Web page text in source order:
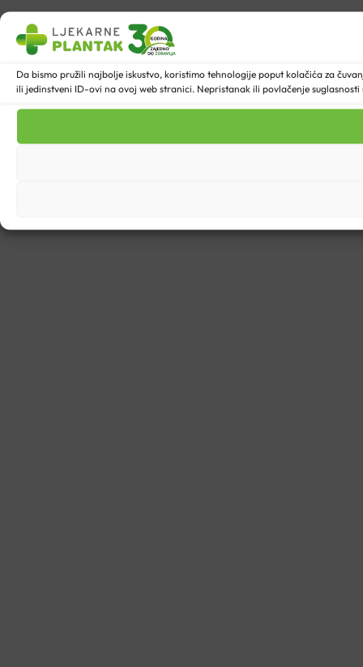
Da bismo pružili najbolje iskustvo, koristimo tehnologije poput kolačića za
ili jedinstveni ID-ovi na ovoj web stranici. Nepristanak ili povlačenje